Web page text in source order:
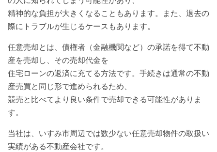
精神的な負担が大きくなることもあります。また、退去の
際にトラブルが生じるケースもあります。
任意売却とは、債権者（金融機関など）の承諾を得て不動
産を売却し、その売却代金を
住宅ローンの返済に充てる方法です。手続きは通常の不動
産売買と同じ形で進められるため、
競売と比べてより良い条件で売却できる可能性がありま
す。
当社は、いすみ市周辺では数少ない任意売却物件の取扱い
実績がある不動産会社です。